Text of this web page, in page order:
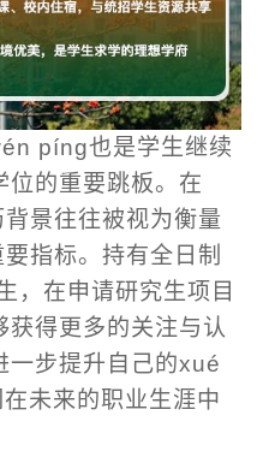
píng也是学生继续
位的重要跳板。在
景往往被视为衡量
指标。持有全日制
，在申请研究生项目
获得更多的关注与认
一步提升自己的xué
未来的职业生涯中